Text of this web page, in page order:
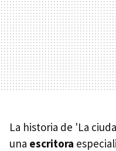
La historia de 'La
una escritora